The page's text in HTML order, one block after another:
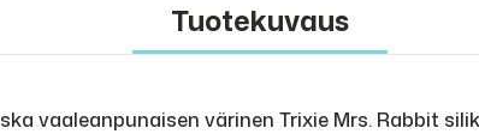
Tuotekuvaus
vaaleanpunaisen värinen Trixie Mrs. Rabbit